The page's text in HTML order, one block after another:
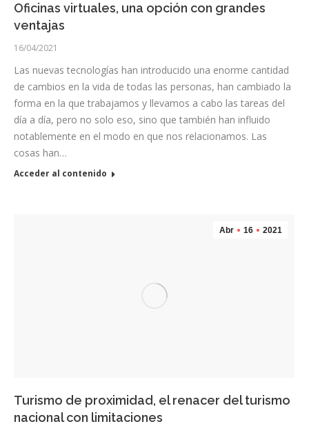
Oficinas virtuales, una opción con grandes
ventajas
16/04/2021
Las nuevas tecnologías han introducido una enorme cantidad
de cambios en la vida de todas las personas, han cambiado la
forma en la que trabajamos y llevamos a cabo las tareas del
día a día, pero no solo eso, sino que también han influido
notablemente en el modo en que nos relacionamos. Las
cosas han…
Acceder al contenido
Abr 16 2021
Turismo de proximidad, el renacer del turismo
nacional con limitaciones